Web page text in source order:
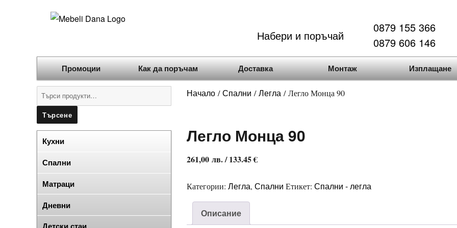
Набери и поръчай
0879 155 366
0879 606 146
Промоции Как да поръчам Доставка Монтаж Изплащане
Начало /Спални /Легла / Легло Монца 90
Легло Монца 90
261,00лв./ 133.45 €
Категории:Легла,Спални Етикет:Спални - легла
Описание
Търсене
Кухни
Спални
Матраци
Дневни